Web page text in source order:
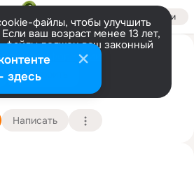
Войти
файлы, чтобы улучшить
ваш возраст менее 13 лет,
файлы должен ваш законный
информации
Настроить
(Поклад)
6 ноября (50 лет)
Написать
здесь